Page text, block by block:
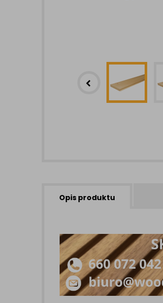
Opis produktu